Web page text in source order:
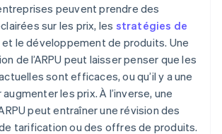
entreprises peuvent prendre des
sur les prix, les stratégies de
et le développement de produits. Une
de l’ARPU peut laisser penser que les
sont efficaces, ou qu’il y a une
les prix. À l’inverse, une
peut entraîner une révision des
tarification ou des offres de produits.